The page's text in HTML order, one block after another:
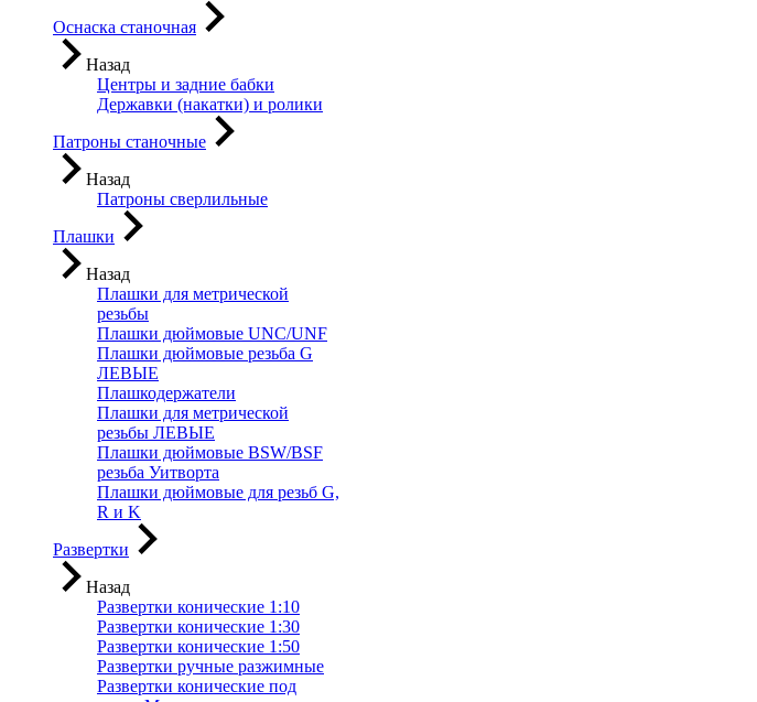
Оснаска станочная
Назад
Центры и задние бабки
Державки (накатки) и ролики
Патроны станочные
Назад
Патроны сверлильные
Плашки
Назад
Плашки для метрической
резьбы
Плашки дюймовые UNC/UNF
Плашки дюймовые резьба G
ЛЕВЫЕ
Плашкодержатели
Плашки для метрической
резьбы ЛЕВЫЕ
Плашки дюймовые BSW/BSF
резьба Уитворта
Плашки дюймовые для резьб G,
R и K
Развертки
Назад
Развертки конические 1:10
Развертки конические 1:30
Развертки конические 1:50
Развертки ручные разжимные
Развертки конические под